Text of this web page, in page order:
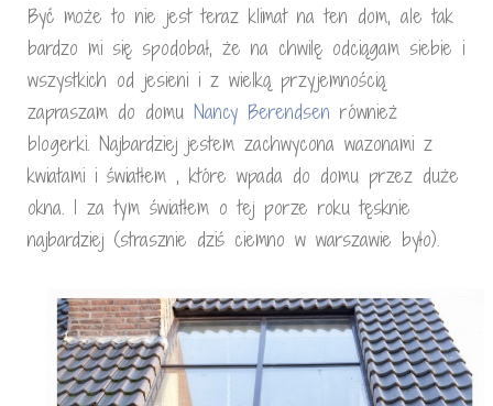
Być może to nie jest teraz klimat na ten dom, ale tak
bardzo mi się spodobał, że na chwilę odciągam siebie i
wszystkich od jesieni i z wielką przyjemnością
zapraszam do domu Nancy Berendsen również
blogerki. Najbardziej jestem zachwycona wazonami z
kwiatami i światłem , które wpada do domu przez duże
okna. I za tym światłem o tej porze roku tęsknie
najbardziej (strasznie dziś ciemno w warszawie było).